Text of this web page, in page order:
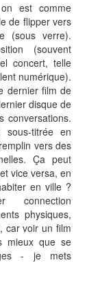
est comme
de flipper vers
(sous verre).
(souvent
concert, telle
numérique).
dernier film de
disque de
conversations.
titrée en
vers des
Ça peut
vice versa, en
en ville ?
connection
physiques,
car voir un film
mieux que se
- je mets